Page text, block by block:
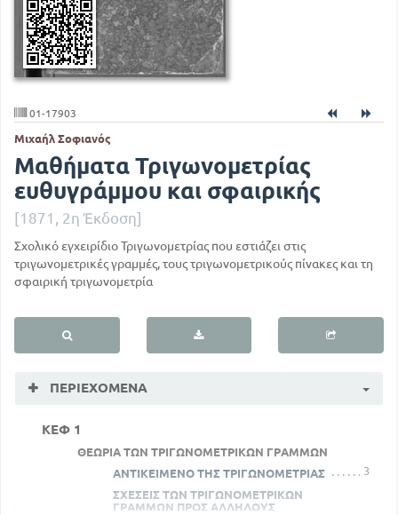
01-17903
Μιχαήλ Σοφιανός
Μαθήματα Τριγωνομετρίας
ευθυγράμμου και σφαιρικής
[1871, 2η Έκδοση]
Σχολικό εγχειρίδιο Τριγωνομετρίας που εστιάζει στις
τριγωνομετρικές γραμμές, τους τριγωνομετρικούς πίνακες και τη
σφαιρική τριγωνομετρία
ΠΕΡΙΕΧΌΜΕΝΑ
ΚΕΦ 1
ΘΕΩΡΙΑ ΤΩΝ ΤΡΙΓΩΝΟΜΕΤΡΙΚΩΝ ΓΡΑΜΜΩΝ
ΑΝΤΙΚΕΙΜΕΝΟ ΤΗΣ ΤΡΙΓΩΝΟΜΕΤΡΙΑΣ
3
ΣΧΕΣΕΙΣ ΤΩΝ ΤΡΙΓΩΝΟΜΕΤΡΙΚΩΝ
ΓΡΑΜΜΩΝ ΠΡΟΣ ΑΛΛΗΛΟΥΣ